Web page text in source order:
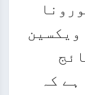
ویکسین
کہ